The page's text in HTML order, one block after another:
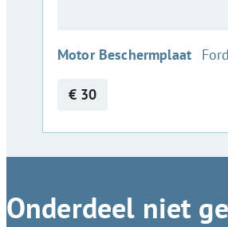
Motor Beschermplaat :
€ 30
Onderdeel niet